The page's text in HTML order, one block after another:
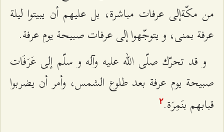
من مكّةإلى عرفات مباشرة، بل عليهم أن يبيتوا ليلة
عرفة بمنى، و يتوجّهوا إلى عرفات صبيحة يوم عرفة.
و قد تحرّك صلّى الله عليه وآله و سلّم إلى عَرَفَات
صبيحة يوم عرفة بعد طلوع الشمس، وأمر أن يضربوا
قبابهم بنَمِرَة.٢